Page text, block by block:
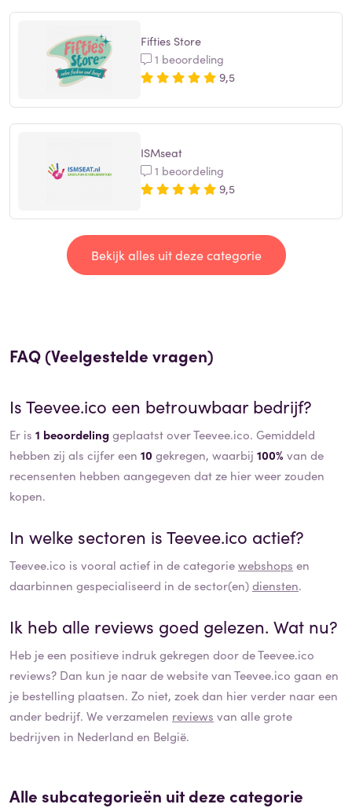
Fifties Store
1 beoordeling
9,5
ISMseat
1 beoordeling
9,5
Bekijk alles uit deze categorie
FAQ (Veelgestelde vragen)
IsTeevee.ico een betrouwbaar bedrijf?
Er is 1 beoordelinggeplaatst over Teevee.ico. Gemiddeld
hebben zij als cijfer een 10 gekregen, waarbij 100% van de
recensenten hebben aangegeven dat ze hier weer zouden
kopen.
In welke sectoren isTeevee.ico actief?
Teevee.ico is vooral actief in de categoriewebshops en
daarbinnen gespecialiseerd in de sector(en)diensten.
Ik heb alle reviews goed gelezen. Wat nu?
Heb je een positieve indruk gekregen door deTeevee.ico
reviews? Dan kun je naar de website vanTeevee.ico gaan en
je bestelling plaatsen. Zo niet, zoek dan hier verder naar een
ander bedrijf. We verzamelen reviews van alle grote
bedrijven in Nederland en België.
Alle subcategorieën uit deze categorie